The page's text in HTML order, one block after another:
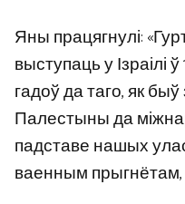
Яны працягнулі:
выступаць у Ізраілі
гадоў да таго, як
Палестыны да
падставе нашых
ваенным прыгнётам,